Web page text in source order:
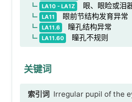
LA10 - LA1Z 眼、眼睑或泪
LA11 眼前节结构发育异常
LA11.6 瞳孔结构异常
LA11.60 瞳孔不规则
关键词
索引词 Irregular pupil of the